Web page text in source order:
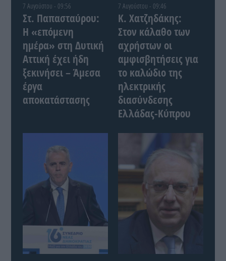
7 Αυγούστου - 09:56
Στ. Παπασταύρου:
Η «επόμενη
ημέρα» στη Δυτική
Αττική έχει ήδη
ξεκινήσει – Άμεσα
έργα
αποκατάστασης
7 Αυγούστου - 09:46
Κ. Χατζηδάκης:
Στον κάλαθο των
αχρήστων οι
αμφισβητήσεις για
το καλώδιο της
ηλεκτρικής
διασύνδεσης
Ελλάδας-Κύπρου